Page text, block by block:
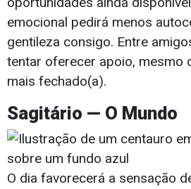
emocional pedirá menos
gentileza consigo. Entre
tentar oferecer apoio, mesmo
mais fechado(a).
Sagitário — O Mundo
O dia favorecerá a sensação